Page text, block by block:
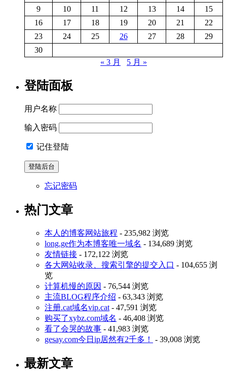
9
10 11 12 13 14
15
16
17 18 19 20 21
22
23
24 25 26 27 28
29
30
« 3 月
5 月 »
登陆面板
用户名称
输入密码
记住登陆
忘记密码
热门文章
本人的博客网站旅程 - 235,982 浏览
long.ge作为本博客唯一域名 - 134,689 浏览
友情链接 - 172,122 浏览
各大网站收录、搜索引擎的提交入口 - 104,655 浏
览
计算机慢的原因 - 76,544 浏览
主流BLOG程序介绍 - 63,343 浏览
注册.cat域名vip.cat - 47,591 浏览
购买了xybz.com域名 - 46,408 浏览
看了会哭的故事 - 41,983 浏览
gesay.com今日ip居然有2千多！
- 39,008 浏览
最新文章